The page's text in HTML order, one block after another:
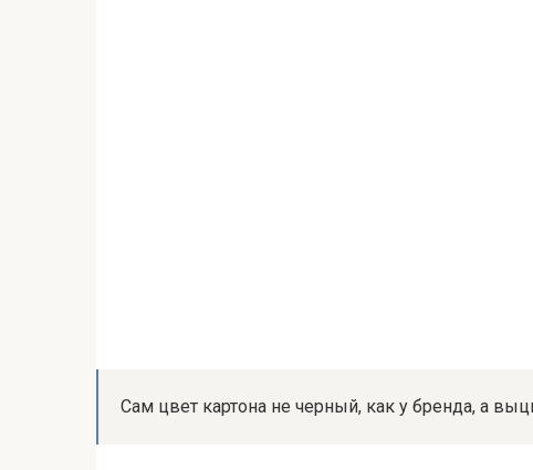
Сам цвет картона не черный, как у бренда, а